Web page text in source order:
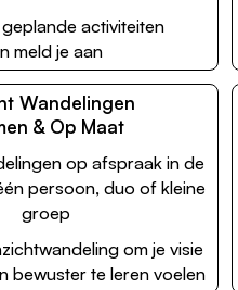
activiteiten
meld je aan
Wandelingen
& Op Maat
om je visie
bewuster te leren voelen